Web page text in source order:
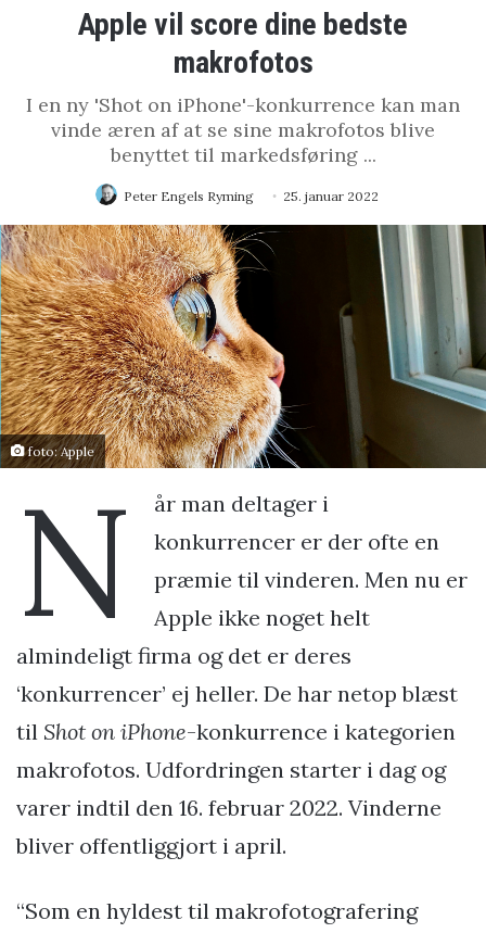
Apple vil score dine bedste
makrofotos
I en ny 'Shot on iPhone'-konkurrence kan man
vinde æren af at se sine makrofotos blive
benyttet til markedsføring ...
Peter Engels Ryming 25. januar 2022
foto: Apple
N
år man deltager i
konkurrencer er der ofte en
præmie til vinderen. Men nu er
Apple ikke noget helt
almindeligt firma og det er deres
‘konkurrencer’ ej heller. De har netop blæst
til Shot on iPhone-konkurrence i kategorien
makrofotos. Udfordringen starter i dag og
varer indtil den 16. februar 2022. Vinderne
bliver offentliggjort i april.
“Som en hyldest til makrofotografering